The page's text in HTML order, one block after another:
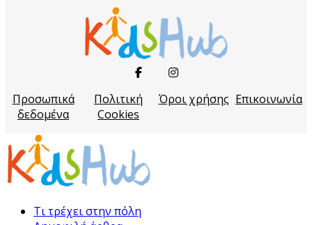
Προσωπικά
δεδομένα
Πολιτική
Cookies
Όροι χρήσης Επικοινωνία
Τι τρέχει στην πόλη